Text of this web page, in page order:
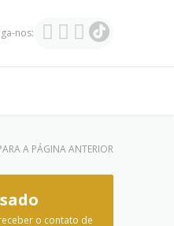
nos:
A PÁGINA ANTERIOR
o contato de